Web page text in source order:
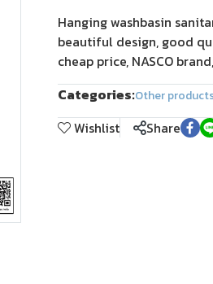
Hanging washbasin
beautiful design, good
cheap price, NASCO
Categories:Other
Wishlist Share